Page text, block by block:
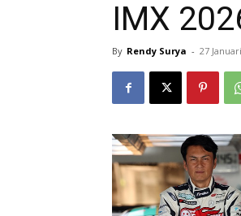
IMX
By Rendy Surya - 27